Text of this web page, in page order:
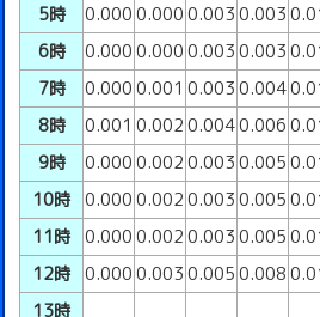
5時
0.000 0.000 0.003 0.003
6時
0.000 0.000 0.003 0.003
7時
0.000 0.001 0.003 0.004
8時
0.001 0.002 0.0040.006
9時
0.000 0.002 0.003 0.005
10時 0.000 0.002 0.003 0.005
11時 0.000 0.002 0.003 0.005
12時 0.000 0.003 0.005 0.008
13時